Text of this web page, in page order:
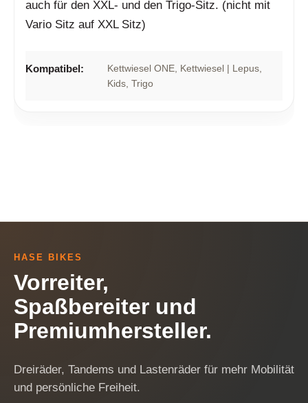
auch für den XXL- und den Trigo-Sitz. (nicht mit
Vario Sitz auf XXL Sitz)
Kompatibel: Kettwiesel ONE , Kettwiesel | Lepus
Kids , Trigo
HASE BIKES
Vorreiter,
Spaßbereiter und
Premiumhersteller.
Dreiräder, Tandems und Lastenräder für mehr Mobilität
und persönliche Freiheit.